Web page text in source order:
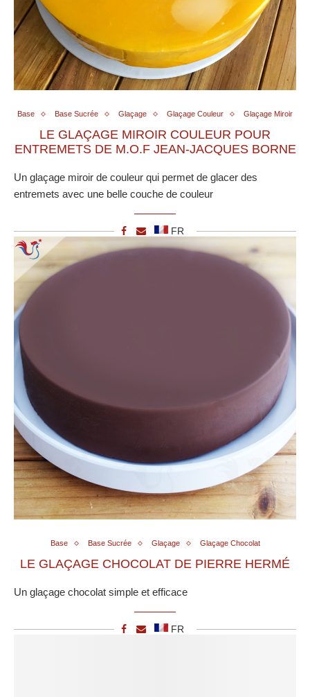
Base Base Sucrée Glaçage Glaçage Couleur Glaçage Miroir
LE GLAÇAGE MIROIR COULEUR POUR
ENTREMETS DE M.O.F JEAN-JACQUES BORNE
Un glaçage miroir de couleur qui permet de glacer des
entremets avec une belle couche de couleur
FR
Base Base Sucrée Glaçage Glaçage Chocolat
LE GLAÇAGE CHOCOLAT DE PIERRE HERMÉ
Un glaçage chocolat simple et efficace
FR